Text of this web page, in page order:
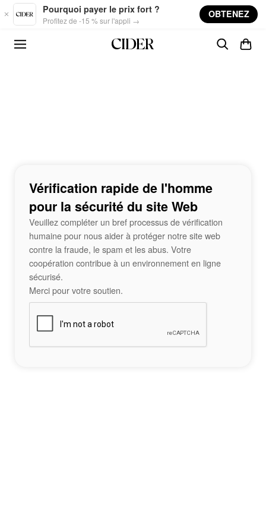
Skip to main content
Pourquoi payer le prix fort ?
Profitez de -15 % sur l'appli →
OBTENEZ
Vérification rapide de l'homme
pour la sécurité du site Web
Veuillez compléter un bref processus de vérification
humaine pour nous aider à protéger notre site web
contre la fraude, le spam et les abus. Votre
coopération contribue à un environnement en ligne
sécurisé.
Merci pour votre soutien.